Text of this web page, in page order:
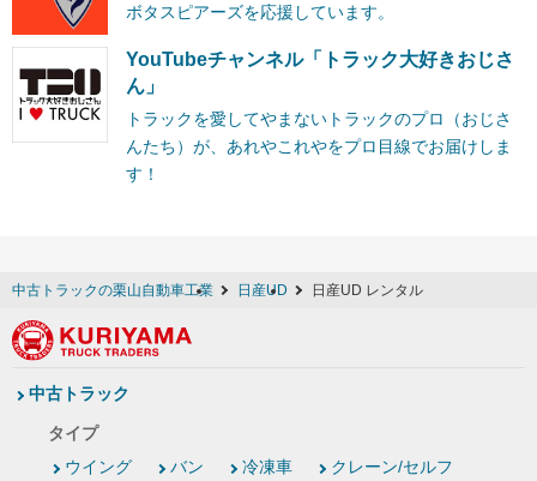
ボタスピアーズを応援しています。
YouTubeチャンネル「トラック大好きおじさ
ん」
トラックを愛してやまないトラックのプロ（おじさ
んたち）が、あれやこれやをプロ目線でお届けしま
す！
中古トラックの栗山自動車工業 日産UD 日産UD レンタル
中古トラック
タイプ
ウイング
バン 冷凍車 クレーン/セルフ